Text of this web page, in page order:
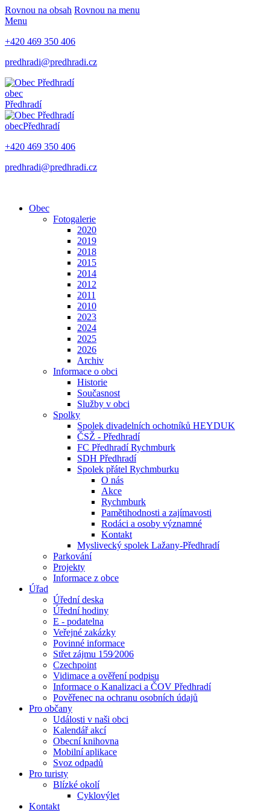
Rovnou na obsah Rovnou na menu
Menu
+420 469 350 406
predhradi@predhradi.cz
obec
Předhradí
obecPředhradí
+420 469 350 406
predhradi@predhradi.cz
Obec
Fotogalerie
2020
2019
2018
2015
2014
2012
2011
2010
2023
2024
2025
2026
Archiv
Informace o obci
Historie
Současnost
Služby v obci
Spolky
Spolek divadelních ochotníků HEYDUK
ČSŽ - Předhradí
FC Předhradí Rychmburk
SDH Předhradí
Spolek přátel Rychmburku
O nás
Akce
Rychmburk
Pamětihodnosti a zajímavosti
Rodáci a osoby významné
Kontakt
Myslivecký spolek Lažany-Předhradí
Parkování
Projekty
Informace z obce
Úřad
Úřední deska
Úřední hodiny
E - podatelna
Veřejné zakázky
Povinné informace
Střet zájmu 159⁄2006
Czechpoint
Vidimace a ověření podpisu
Informace o Kanalizaci a ČOV Předhradí
Pověřenec na ochranu osobních údajů
Pro občany
Události v naši obci
Kalendář akcí
Obecní knihovna
Mobilní aplikace
Svoz odpadů
Pro turisty
Blízké okolí
Cyklovýlet
Kontakt